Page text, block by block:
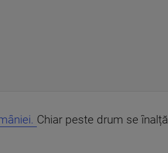
Chiar peste drum se înalță